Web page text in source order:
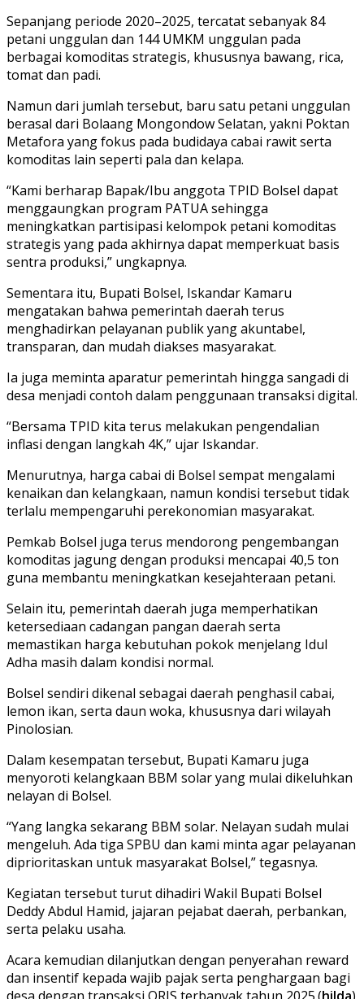
Sepanjang periode 2020–2025, tercatat sebanyak 84
petani unggulan dan 144 UMKM unggulan pada
berbagai komoditas strategis, khususnya bawang, rica,
tomat dan padi.
Namun dari jumlah tersebut, baru satu petani unggulan
berasal dari Bolaang Mongondow Selatan, yakni Poktan
Metafora yang fokus pada budidaya cabai rawit serta
komoditas lain seperti pala dan kelapa.
“Kami berharap Bapak/Ibu anggota TPID Bolsel dapat
menggaungkan program PATUA sehingga
meningkatkan partisipasi kelompok petani komoditas
strategis yang pada akhirnya dapat memperkuat basis
sentra produksi,” ungkapnya.
Sementara itu, Bupati Bolsel, Iskandar Kamaru
mengatakan bahwa pemerintah daerah terus
menghadirkan pelayanan publik yang akuntabel,
transparan, dan mudah diakses masyarakat.
Ia juga meminta aparatur pemerintah hingga sangadi di
desa menjadi contoh dalam penggunaan transaksi digital.
“Bersama TPID kita terus melakukan pengendalian
inflasi dengan langkah 4K,” ujar Iskandar.
Menurutnya, harga cabai di Bolsel sempat mengalami
kenaikan dan kelangkaan, namun kondisi tersebut tidak
terlalu mempengaruhi perekonomian masyarakat.
Pemkab Bolsel juga terus mendorong pengembangan
komoditas jagung dengan produksi mencapai 40,5 ton
guna membantu meningkatkan kesejahteraan petani.
Selain itu, pemerintah daerah juga memperhatikan
ketersediaan cadangan pangan daerah serta
memastikan harga kebutuhan pokok menjelang Idul
Adha masih dalam kondisi normal.
Bolsel sendiri dikenal sebagai daerah penghasil cabai,
lemon ikan, serta daun woka, khususnya dari wilayah
Pinolosian.
Dalam kesempatan tersebut, Bupati Kamaru juga
menyoroti kelangkaan BBM solar yang mulai dikeluhkan
nelayan di Bolsel.
“Yang langka sekarang BBM solar. Nelayan sudah mulai
mengeluh. Ada tiga SPBU dan kami minta agar pelayanan
diprioritaskan untuk masyarakat Bolsel,” tegasnya.
Kegiatan tersebut turut dihadiri Wakil Bupati Bolsel
Deddy Abdul Hamid, jajaran pejabat daerah, perbankan,
serta pelaku usaha.
Acara kemudian dilanjutkan dengan penyerahan reward
dan insentif kepada wajib pajak serta penghargaan bagi